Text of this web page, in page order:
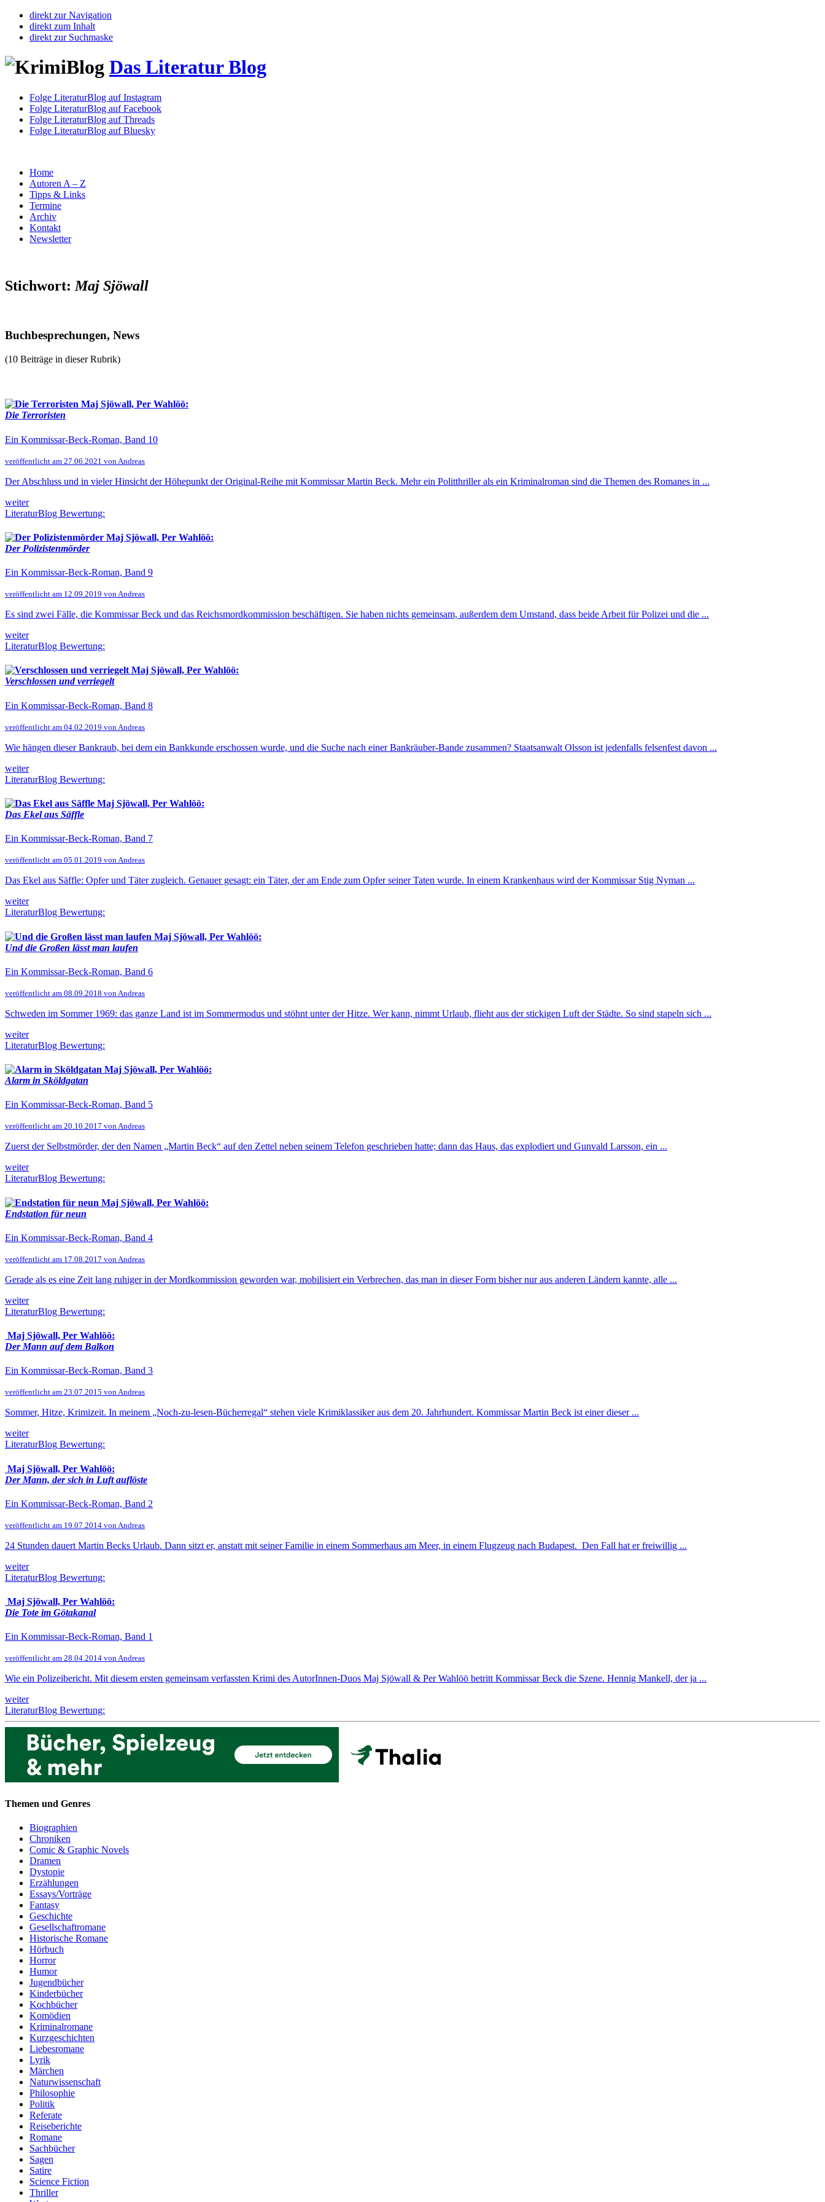
direkt zur Navigation
direkt zum Inhalt
direkt zur Suchmaske
Das Literatur Blog
Folge LiteraturBlog auf Instagram
Folge LiteraturBlog auf Facebook
Folge LiteraturBlog auf Threads
Folge LiteraturBlog auf Bluesky
Home
Autoren A – Z
Tipps & Links
Termine
Archiv
Kontakt
Newsletter
Stichwort: Maj Sjöwall
Buchbesprechungen, News
(10 Beiträge in dieser Rubrik)
Maj Sjöwall, Per Wahlöö:
Die Terroristen
Ein Kommissar-Beck-Roman, Band 10
veröffentlicht am 27.06.2021 von Andreas
Der Abschluss und in vieler Hinsicht der Höhepunkt der Original-Reihe mit Kommissar Martin Beck. Mehr ein Politthriller als ein Kriminalroman sind die Themen des Romanes in ...
weiter
LiteraturBlog Bewertung:
Maj Sjöwall, Per Wahlöö:
Der Polizistenmörder
Ein Kommissar-Beck-Roman, Band 9
veröffentlicht am 12.09.2019 von Andreas
Es sind zwei Fälle, die Kommissar Beck und das Reichsmordkommission beschäftigen. Sie haben nichts gemeinsam, außerdem dem Umstand, dass beide Arbeit für Polizei und die ...
weiter
LiteraturBlog Bewertung:
Maj Sjöwall, Per Wahlöö:
Verschlossen und verriegelt
Ein Kommissar-Beck-Roman, Band 8
veröffentlicht am 04.02.2019 von Andreas
Wie hängen dieser Bankraub, bei dem ein Bankkunde erschossen wurde, und die Suche nach einer Bankräuber-Bande zusammen? Staatsanwalt Olsson ist jedenfalls felsenfest davon ...
weiter
LiteraturBlog Bewertung:
Maj Sjöwall, Per Wahlöö:
Das Ekel aus Säffle
Ein Kommissar-Beck-Roman, Band 7
veröffentlicht am 05.01.2019 von Andreas
Das Ekel aus Säffle: Opfer und Täter zugleich. Genauer gesagt: ein Täter, der am Ende zum Opfer seiner Taten wurde. In einem Krankenhaus wird der Kommissar Stig Nyman ...
weiter
LiteraturBlog Bewertung:
Maj Sjöwall, Per Wahlöö:
Und die Großen lässt man laufen
Ein Kommissar-Beck-Roman, Band 6
veröffentlicht am 08.09.2018 von Andreas
Schweden im Sommer 1969: das ganze Land ist im Sommermodus und stöhnt unter der Hitze. Wer kann, nimmt Urlaub, flieht aus der stickigen Luft der Städte. So sind stapeln sich ...
weiter
LiteraturBlog Bewertung:
Maj Sjöwall, Per Wahlöö:
Alarm in Sköldgatan
Ein Kommissar-Beck-Roman, Band 5
veröffentlicht am 20.10.2017 von Andreas
Zuerst der Selbstmörder, der den Namen „Martin Beck“ auf den Zettel neben seinem Telefon geschrieben hatte; dann das Haus, das explodiert und Gunvald Larsson, ein ...
weiter
LiteraturBlog Bewertung:
Maj Sjöwall, Per Wahlöö:
Endstation für neun
Ein Kommissar-Beck-Roman, Band 4
veröffentlicht am 17.08.2017 von Andreas
Gerade als es eine Zeit lang ruhiger in der Mordkommission geworden war, mobilisiert ein Verbrechen, das man in dieser Form bisher nur aus anderen Ländern kannte, alle ...
weiter
LiteraturBlog Bewertung:
Maj Sjöwall, Per Wahlöö:
Der Mann auf dem Balkon
Ein Kommissar-Beck-Roman, Band 3
veröffentlicht am 23.07.2015 von Andreas
Sommer, Hitze, Krimizeit. In meinem „Noch-zu-lesen-Bücherregal“ stehen viele Krimiklassiker aus dem 20. Jahrhundert. Kommissar Martin Beck ist einer dieser ...
weiter
LiteraturBlog Bewertung:
Maj Sjöwall, Per Wahlöö:
Der Mann, der sich in Luft auflöste
Ein Kommissar-Beck-Roman, Band 2
veröffentlicht am 19.07.2014 von Andreas
24 Stunden dauert Martin Becks Urlaub. Dann sitzt er, anstatt mit seiner Familie in einem Sommerhaus am Meer, in einem Flugzeug nach Budapest. Den Fall hat er freiwillig ...
weiter
LiteraturBlog Bewertung:
Maj Sjöwall, Per Wahlöö:
Die Tote im Götakanal
Ein Kommissar-Beck-Roman, Band 1
veröffentlicht am 28.04.2014 von Andreas
Wie ein Polizeibericht. Mit diesem ersten gemeinsam verfassten Krimi des AutorInnen-Duos Maj Sjöwall & Per Wahlöö betritt Kommissar Beck die Szene. Hennig Mankell, der ja ...
weiter
LiteraturBlog Bewertung:
Themen und Genres
Biographien
Chroniken
Comic & Graphic Novels
Dramen
Dystopie
Erzählungen
Essays/Vorträge
Fantasy
Geschichte
Gesellschaftromane
Historische Romane
Hörbuch
Horror
Humor
Jugendbücher
Kinderbücher
Kochbücher
Komödien
Kriminalromane
Kurzgeschichten
Liebesromane
Lyrik
Märchen
Naturwissenschaft
Philosophie
Politik
Referate
Reiseberichte
Romane
Sachbücher
Sagen
Satire
Science Fiction
Thriller